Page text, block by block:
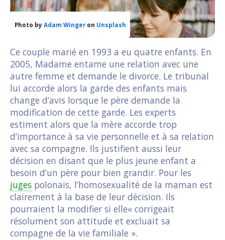
Photo by Adam Wingeron Unsplash
Ce couple marié en 1993 a eu quatre enfants. En
2005, Madame entame une relation avec une
autre femme et demande le divorce. Le tribunal
lui accorde alors la garde des enfants mais
change d’avis lorsque le père demande la
modification de cette garde. Les experts
estiment alors que la mère accorde trop
d’importance à sa vie personnelle et à sa relation
avec sa compagne. Ils justifient aussi leur
décision en disant que le plus jeune enfant a
besoin d’un père pour bien grandir. Pour les
juges polonais, l’homosexualité de la maman est
clairement à la base de leur décision. Ils
pourraient la modifier si elle« corrigeait
résolument son attitude et excluait sa
compagne de la vie familiale ».